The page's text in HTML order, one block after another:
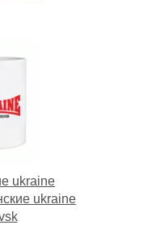
ukraine
ukraine